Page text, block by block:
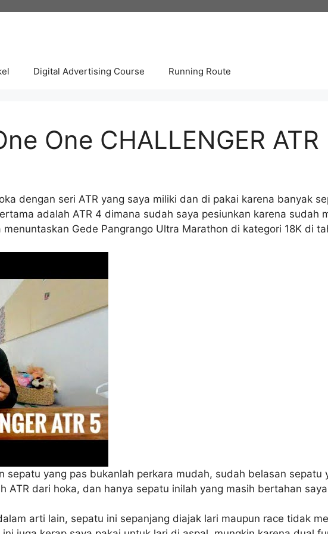
Digital Advertising Course Running Route
One CHALLENGER ATR
dengan seri ATR yang saya miliki dan di pakai karena banyak
adalah ATR 4 dimana sudah saya pesiunkan karena sudah
Gede Pangrango Ultra Marathon di kategori 18K di
sepatu yang pas bukanlah perkara mudah, sudah belasan sepatu
ATR dari hoka, dan hanya sepatu inilah yang masih bertahan
arti lain, sepatu ini sepanjang diajak lari maupun race tidak